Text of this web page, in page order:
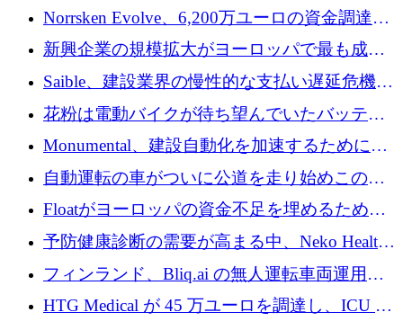
にシリーズ A で 3,000 万ドルを調達
Norrsken Evolve、6,200万ユーロの資金調達
後、アムステルダムに根を張る
新興企業の規模拡大がヨーロッパで最も成功
した創業者を生み出す、アントラー氏が発見
Saible、建設業界の慢性的な支払い遅延危機に
対処するために 290 万ポンドを調達
花粉は電動バイクが待ち望んでいたバッテリ
ー交換ネットワークを構築している
Monumental、建設自動化を加速するためにシ
リーズ B で 3,200 万ドルを確保
自動運転の車がついに公道を走り始めこの国
が世界をリードしようとしている
Floatがヨーロッパの資金不足を埋めるために
シリーズAで450万ユーロを調達
予防健康診断の需要が高まる中、Neko Health
が 7 億ドルを調達
フィンランド、Bliq.ai の無人運転車両運用を
認可
HTG Medical が 45 万ユーロを調達し、ICU の